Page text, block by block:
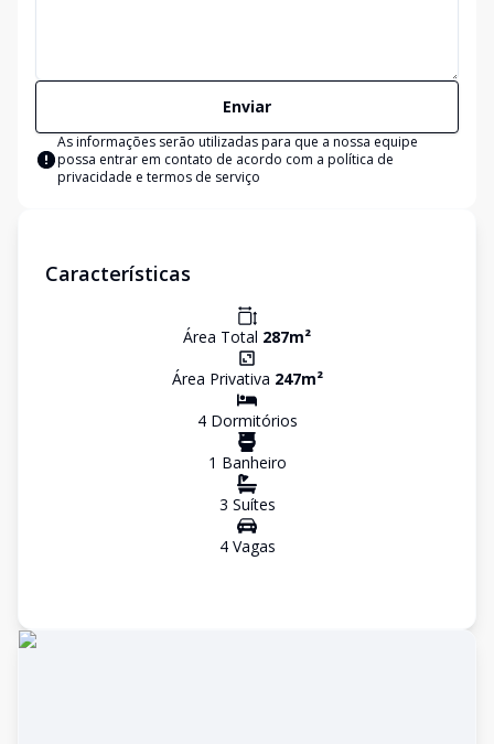
Enviar
As informações serão utilizadas para que a nossa equipe
possa entrar em contato de acordo com a política de
privacidade e termos de serviço
Características
Área Total 287m²
Área Privativa 247m²
4Dormitórios
1 Banheiro
3 Suítes
4Vagas